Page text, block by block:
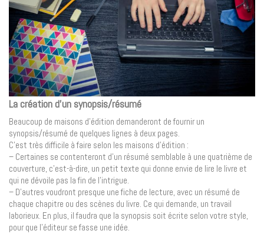
La création d’un synopsis/résumé
Beaucoup de maisons d’édition demanderont de fournir un
synopsis/résumé de quelques lignes à deux pages.
C’est très difficile à faire selon les maisons d’édition :
– Certaines se contenteront d’un résumé semblable à une quatrième de
couverture, c’est-à-dire, un petit texte qui donne envie de lire le livre et
qui ne dévoile pas la fin de l’intrigue.
– D’autres voudront presque une fiche de lecture, avec un résumé de
chaque chapitre ou des scènes du livre. Ce qui demande, un travail
laborieux. En plus, il faudra que la synopsis soit écrite selon votre style,
pour que l’éditeur se fasse une idée.